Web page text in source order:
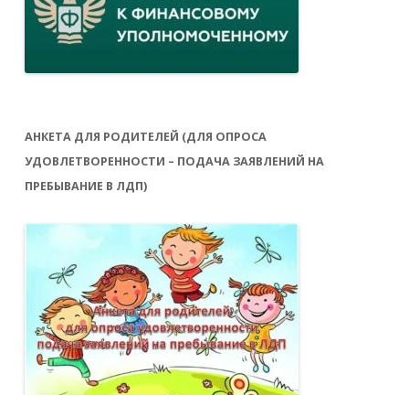
АНКЕТА ДЛЯ РОДИТЕЛЕЙ (ДЛЯ ОПРОСА
УДОВЛЕТВОРЕННОСТИ – ПОДАЧА ЗАЯВЛЕНИЙ НА
ПРЕБЫВАНИЕ В ЛДП)